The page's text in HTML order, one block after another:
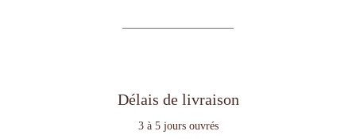
Délais de livraison
3 à 5 jours ouvrés